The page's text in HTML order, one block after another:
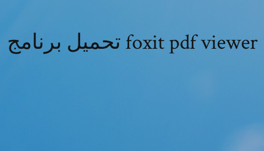
تحميل برنامج foxit pdf viewer